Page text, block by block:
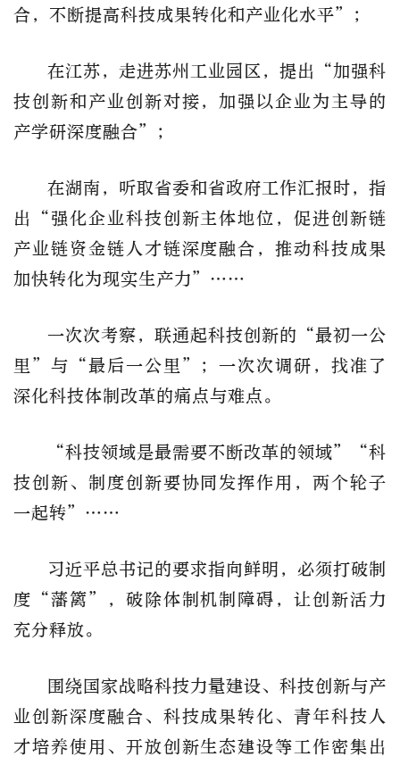
合，不断提高科技成果转化和产业化水平”；
在江苏，走进苏州工业园区，提出“加强科
技创新和产业创新对接，加强以企业为主导的
产学研深度融合”；
在湖南，听取省委和省政府工作汇报时，指
出“强化企业科技创新主体地位，促进创新链
产业链资金链人才链深度融合，推动科技成果
加快转化为现实生产力”……
一次次考察，联通起科技创新的“最初一公
里”与“最后一公里”；一次次调研，找准了
深化科技体制改革的痛点与难点。
“科技领域是最需要不断改革的领域”“科
技创新、制度创新要协同发挥作用，两个轮子
一起转”……
习近平总书记的要求指向鲜明，必须打破制
度“藩篱”，破除体制机制障碍，让创新活力
充分释放。
围绕国家战略科技力量建设、科技创新与产
业创新深度融合、科技成果转化、青年科技人
才培养使用、开放创新生态建设等工作密集出